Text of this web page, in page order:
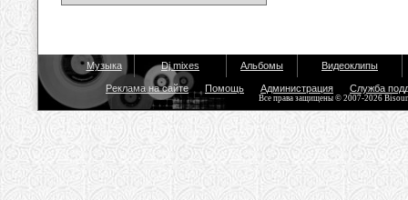
Музыка Dj mixes Альбомы Видеоклипы
Реклама на сайте Помощь Администрация Служба
Все права защищены © 2007-2026